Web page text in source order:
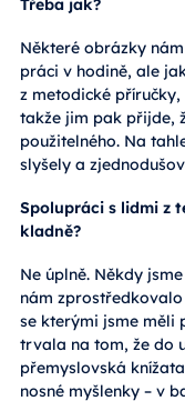
Třeba jak?
Některé obrázky
práci v hodině, ale
z metodické
takže jim pak přijde,
použitelného. Na
slyšely a
Spolupráci s lidmi z
kladně?
Ne úplně. Někdy
nám
se kterými jsme měli
trvala na tom, že do
přemyslovská
nosné myšlenky – v